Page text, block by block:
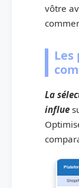
vôtre
La
influe